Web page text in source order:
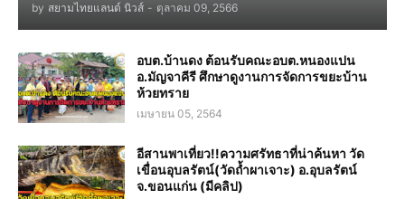
by สยามไทยแลนด์ นิวส์ - ตุลาคม 09, 2566
อบต.บ้านดง ต้อนรับคณะอบต.หนองแปน
อ.มัญจาคีรี ศึกษาดูงานการจัดการขยะบ้าน
ห้วยทราย
เมษายน 05, 2564
อีสานพาเที่ยว!!ความศรัทธาที่น่าค้นหา วัด
เขื่อนอุบลรัตน์(วัดถ้ำผาเจาะ) อ.อุบลรัตน์
จ.ขอนแก่น (มีคลิป)